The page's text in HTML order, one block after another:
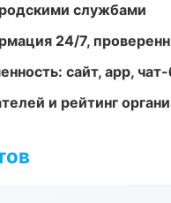
службами
24/7,
сайт, app,
и рейтинг